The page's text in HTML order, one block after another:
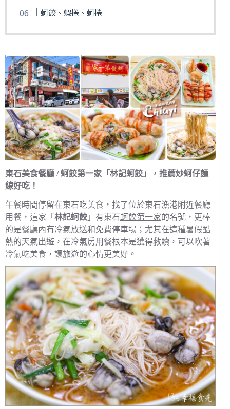
蚵餃、蝦捲、蚵捲
東石美食餐廳 / 蚵餃第一家「林記蚵餃」，推薦炒蚵仔麵
線好吃！
午餐時間停留在東石吃美食，找了位於東石漁港附近餐廳
用餐，這家「 林記蚵餃 」有東石蚵餃第一家的名號，更棒
的是餐廳內有冷氣放送和免費停車場；尤其在這種暑假酷
熱的天氣出遊，在冷氣房用餐根本是獲得救贖，可以吹著
冷氣吃美食，讓旅遊的心情更美好。